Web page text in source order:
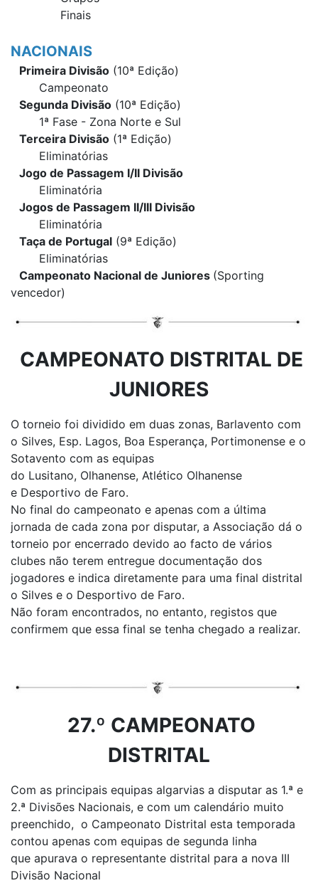
Finais
NACIONAIS
Primeira Divisão (10ª Edição)
Campeonato
Segunda Divisão (10ª Edição)
1ª Fase - Zona Norte e Sul
Terceira Divisão (1ª Edição)
Eliminatórias
Jogo de Passagem I/II Divisão
Eliminatória
Jogos de Passagem II/III Divisão
Eliminatória
Taça de Portugal (9ª Edição)
Eliminatórias
Campeonato Nacional de Juniores (Sporting
vencedor)
CAMPEONATO DISTRITAL DE
JUNIORES
O torneio foi dividido em duas zonas, Barlavento com
o Silves, Esp. Lagos, Boa Esperança, Portimonense e o
Sotavento com as equipas
do Lusitano, Olhanense, Atlético Olhanense
e Desportivo de Faro.
No final do campeonato e apenas com a última
jornada de cada zona por disputar, a Associação dá o
torneio por encerrado devido ao facto de vários
clubes não terem entregue documentação dos
jogadores e indica diretamente para uma final distrital
o Silves e o Desportivo de Faro.
Não foram encontrados, no entanto, registos que
confirmem que essa final se tenha chegado a realizar.
27.º CAMPEONATO
DISTRITAL
Com as principais equipas algarvias a disputar as 1.ª e
2.ª Divisões Nacionais, e com um calendário muito
preenchido, o Campeonato Distrital esta temporada
contou apenas com equipas de segunda linha
que apurava o representante distrital para a nova III
Divisão Nacional